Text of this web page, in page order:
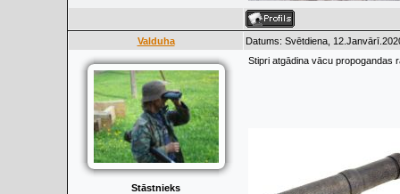
Valduha Datums: Svētdiena,
Stāstnieks
Stipri atgādina vācu propogandas